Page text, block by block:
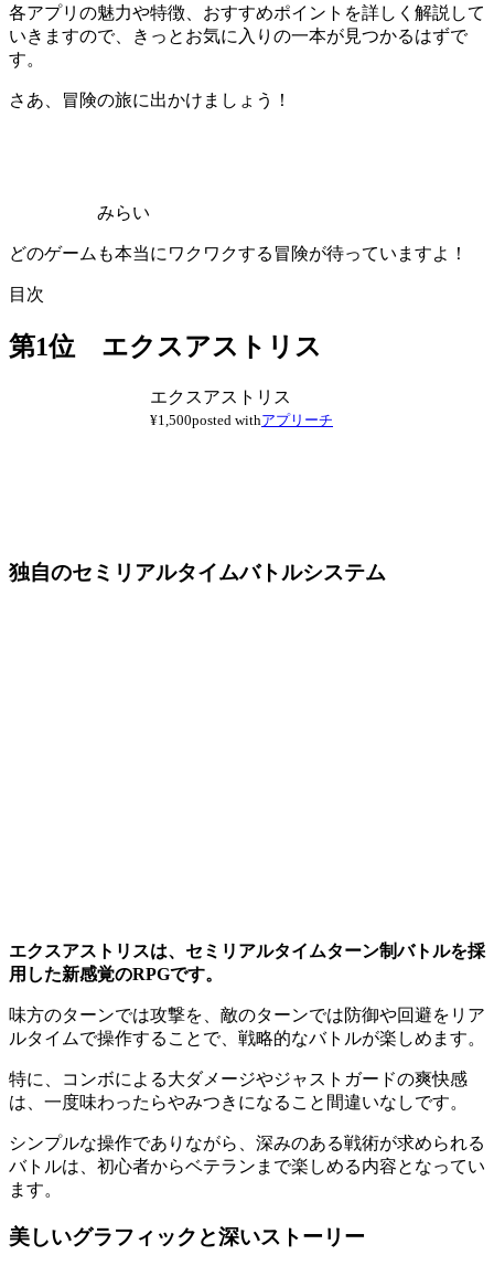
各アプリの魅力や特徴、おすすめポイントを詳しく解説して
いきますので、きっとお気に入りの一本が見つかるはずで
す。
さあ、冒険の旅に出かけましょう！
みらい
どのゲームも本当にワクワクする冒険が待っていますよ！
目次
第1位 エクスアストリス
エクスアストリス
¥1,500posted withアプリーチ
独自のセミリアルタイムバトルシステム
エクスアストリスは、セミリアルタイムターン制バトルを採
用した新感覚のRPGです。
味方のターンでは攻撃を、敵のターンでは防御や回避をリア
ルタイムで操作することで、戦略的なバトルが楽しめます。
特に、コンボによる大ダメージやジャストガードの爽快感
は、一度味わったらやみつきになること間違いなしです。
シンプルな操作でありながら、深みのある戦術が求められる
バトルは、初心者からベテランまで楽しめる内容となってい
ます。
美しいグラフィックと深いストーリー